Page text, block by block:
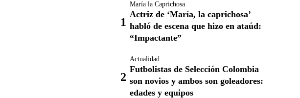
María la Caprichosa
Actriz de ‘María, la caprichosa’
habló de escena que hizo en ataúd:
“Impactante”
Actualidad
Futbolistas de Selección Colombia
son novios y ambos son goleadores:
edades y equipos